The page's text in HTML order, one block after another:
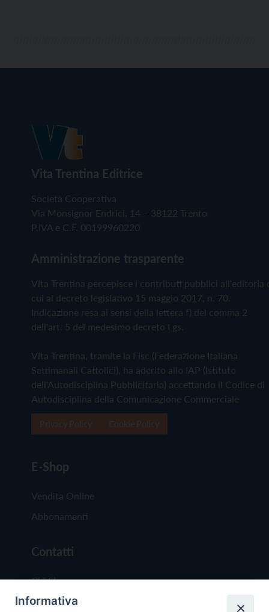
Vita Trentina Editrice
Società Cooperativa
Via Monsignor Endrici, 14 – 38122 Trento
P.IVA e C.F. 00199960220
Amministrazione trasparente
Vita Trentina percepisce i contributi pubblici all'editoria
cui al decreto legislativo 15 maggio 2017, n. 70.
Indicazione resa ai sensi della lettera f) del comma 2
dell'art. 5 del medesimo decreto Lgs.
Vita Trentina, tramite la Fisc (Federazione Italiana
Settimanali Cattolici), ha aderito allo IAP (Istituto
dell'Autodisciplina Pubblicitaria) accettando il Codice di
Autodisciplina della Comunicazione Commerciale
E-Shop
Vendita Online
Abbonamenti
Contatti
Chi Siamo
Redazione
Informativa